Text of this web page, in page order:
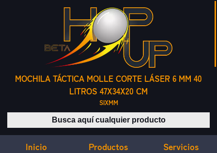
MOCHILA TÁCTICA MOLLE CORTE LÁSER 6 MM 40
LITROS 47X34X20 CM
SIXMM
Buscar productos
Inicio Productos Servicios